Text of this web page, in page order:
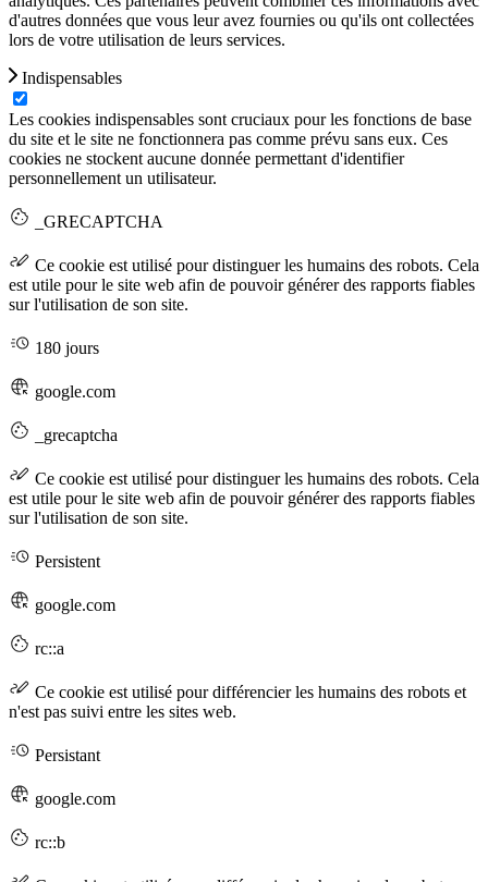
d'autres données que vous leur avez fournies ou qu'ils ont collectées
lors de votre utilisation de leurs services.
Indispensables
Les cookies indispensables sont cruciaux pour les fonctions de base
du site et le site ne fonctionnera pas comme prévu sans eux. Ces
cookies ne stockent aucune donnée permettant d'identifier
personnellement un utilisateur.
_GRECAPTCHA
Ce cookie est utilisé pour distinguer les humains des robots. Cela
est utile pour le site web afin de pouvoir générer des rapports fiables
sur l'utilisation de son site.
180 jours
google.com
_grecaptcha
Ce cookie est utilisé pour distinguer les humains des robots. Cela
est utile pour le site web afin de pouvoir générer des rapports fiables
sur l'utilisation de son site.
Persistent
google.com
rc::a
Ce cookie est utilisé pour différencier les humains des robots et
n'est pas suivi entre les sites web.
Persistant
google.com
rc::b